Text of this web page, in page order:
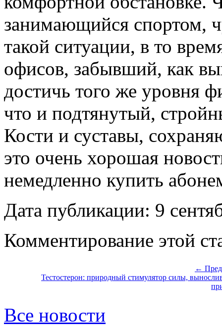
занимающийся спортом,
такой ситуации, в то
офисов, забывший, как
достичь того же уровня
что и подтянутый,
Кости и суставы,
это очень хорошая
немедленно купить
Дата публикации: 9
Комментирование этой
←
Тестостерон: природный стимулятор силы,
Все новости